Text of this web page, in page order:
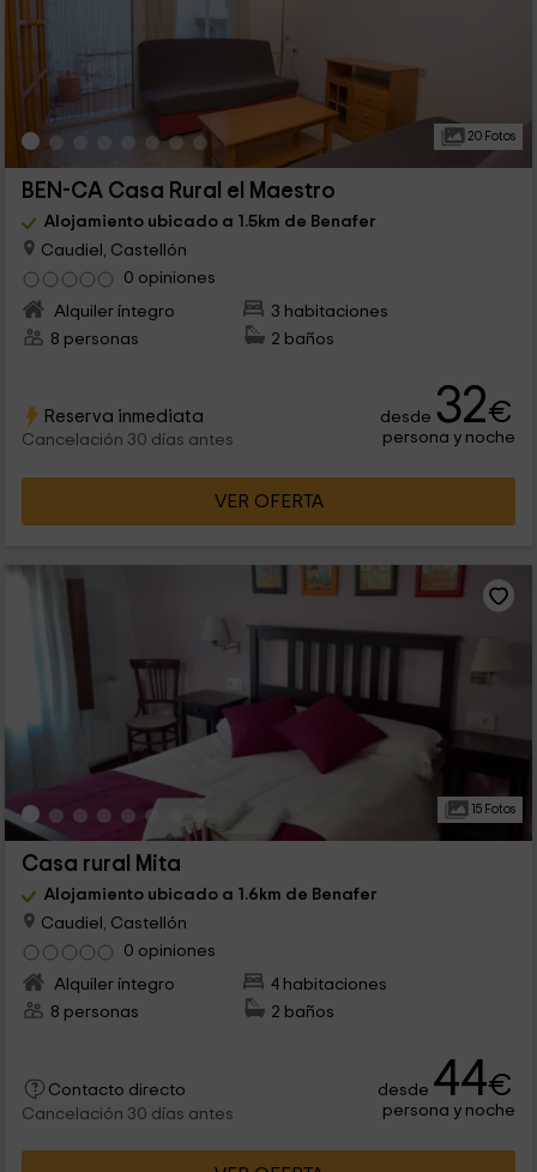
20 Fotos
BEN-CA Casa Rural el Maestro
Alojamiento ubicado a 1.5km de Benafer
Caudiel, Castellón
0 opiniones
Alquiler íntegro
3 habitaciones
8 personas
2 baños
Reserva inmediata
Cancelación 30 días antes
desde 32€
persona y noche
VER OFERTA
15 Fotos
Casa rural Mita
Alojamiento ubicado a 1.6km de Benafer
Caudiel, Castellón
0 opiniones
Alquiler íntegro
4 habitaciones
8 personas
2 baños
Contacto directo
Cancelación 30 días antes
desde 44€
persona y noche